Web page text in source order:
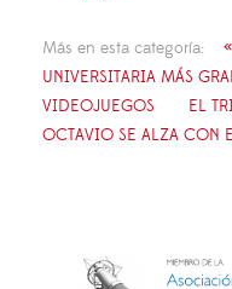
Más en esta categoría:
UNIVERSITARIA MÁS
VIDEOJUEGOS
EL
OCTAVIO SE ALZA CON